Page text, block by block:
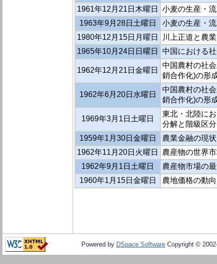
1961年12月21日木曜日
小麦の生産・
1963年9月28日土曜日
小麦の生産・
1980年12月15日月曜日
川上正道と農
1965年10月24日日曜日
中国における
1962年12月21日金曜日
中国農村の社
銷合作化)の形
1962年6月20日水曜日
中国農村の社
銷合作化)の形
1969年3月1日土曜日
東北・北陸に
分解と階級区
1959年1月30日金曜日
農業金融の現
1962年11月20日火曜日
農産物の世界
1962年9月1日土曜日
農産物市場の
1960年1月15日金曜日
農地価格の動
Powered by DSpace Software Copyright ©